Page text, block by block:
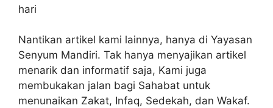
hari
Nantikan artikel kami lainnya, hanya di Yayasan
Senyum Mandiri. Tak hanya menyajikan artikel
menarik dan informatif saja, Kami juga
membukakan jalan bagi Sahabat untuk
menunaikan Zakat, Infaq, Sedekah, dan Wakaf.